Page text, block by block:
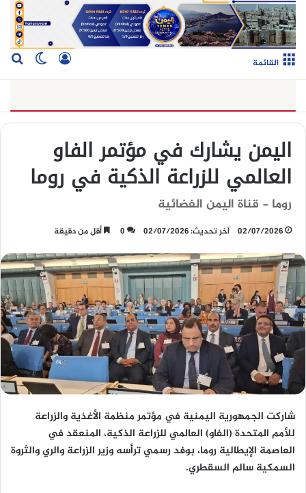
تسجيل القائمة
اليمن يشارك في مؤتمر الفاو
العالمي للزراعة الذكية في روما
روما - قناة اليمن الفضائية
02/07/2026 آخر تحديث: 02/07/2026 0 أقل من دقيقة
شاركت الجمهورية اليمنية في مؤتمر منظمة الأغذية والزراعة
للأمم المتحدة (الفاو) العالمي للزراعة الذكية، المنعقد في
العاصمة الإيطالية روما، بوفد رسمي ترأسه وزير الزراعة والري والثروة
السمكية سالم السقطري.